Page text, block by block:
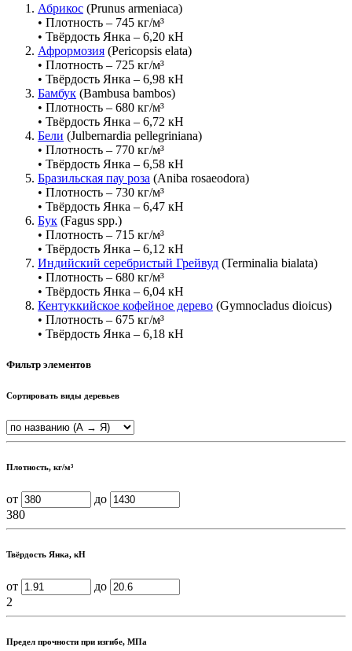
Абрикос (Prunus armeniaca)
• Плотность – 745 кг/м³
• Твёрдость Янка – 6,20 кН
Афрормозия (Pericopsis elata)
• Плотность – 725 кг/м³
• Твёрдость Янка – 6,98 кН
Бамбук (Bambusa bambos)
• Плотность – 680 кг/м³
• Твёрдость Янка – 6,72 кН
Бели (Julbernardia pellegriniana)
• Плотность – 770 кг/м³
• Твёрдость Янка – 6,58 кН
Бразильская пау роза (Aniba rosaeodora)
• Плотность – 730 кг/м³
• Твёрдость Янка – 6,47 кН
Бук (Fagus spp.)
• Плотность – 715 кг/м³
• Твёрдость Янка – 6,12 кН
Индийский серебристый Грейвуд (Terminalia bialata)
• Плотность – 680 кг/м³
• Твёрдость Янка – 6,04 кН
Кентуккийское кофейное дерево (Gymnocladus dioicus)
• Плотность – 675 кг/м³
• Твёрдость Янка – 6,18 кН
Фильтр элементов
Сортировать виды деревьев
Плотность, кг/м³
от
до
380
Твёрдость Янка, кН
от
до
2
Предел прочности при изгибе, МПа